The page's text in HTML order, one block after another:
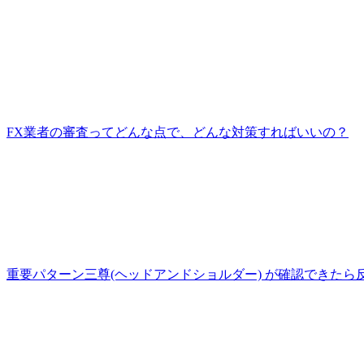
FX業者の審査ってどんな点で、どんな対策すればいいの？
重要パターン三尊(ヘッドアンドショルダー) が確認できたら